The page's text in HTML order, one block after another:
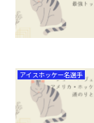
アイスホッケー名選手